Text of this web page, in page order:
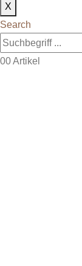
X
Search
00 Artikel